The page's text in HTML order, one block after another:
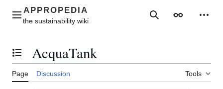
contentMain menu SearchAppearance
Toggle the table of contents
AcquaTank
Page Discussion Tools